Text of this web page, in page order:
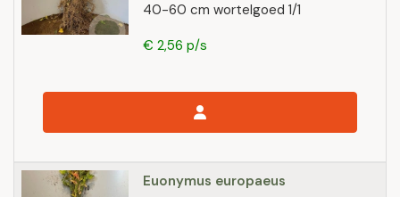
40-60 cm wortelgoed 1/1
€ 2,56 p/s
Euonymus europaeus